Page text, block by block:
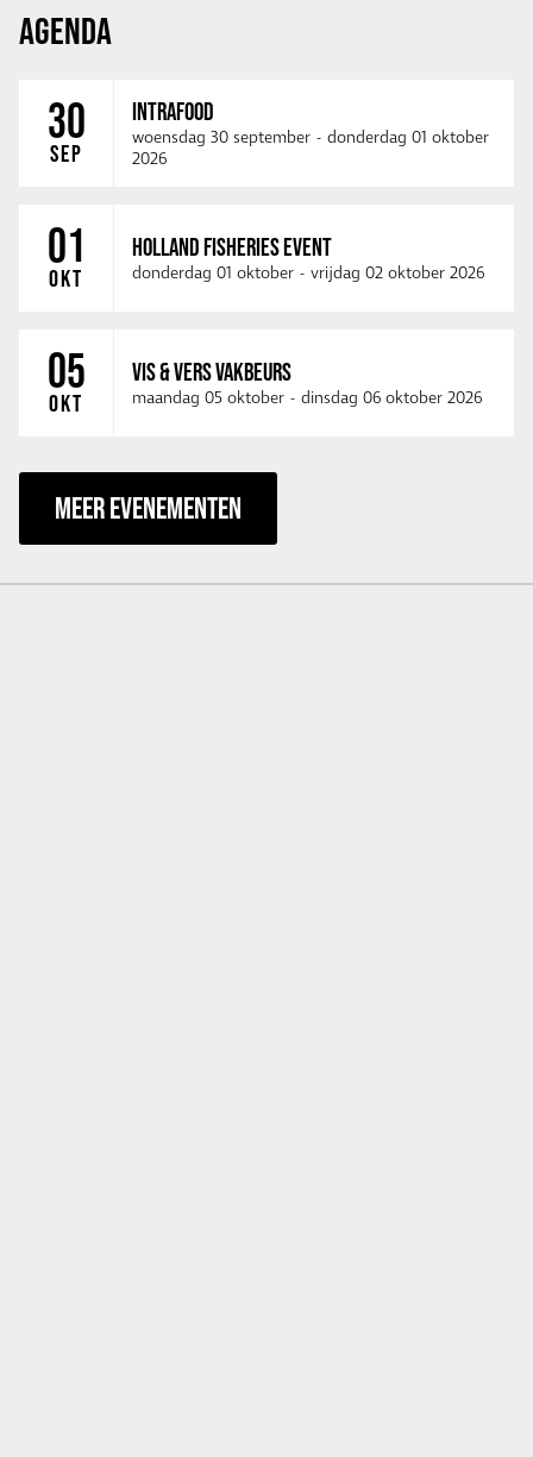
AGENDA
30
SEP
INTRAFOOD
woensdag 30 september - donderdag 01 oktober
2026
01
OKT
HOLLAND FISHERIES EVENT
donderdag 01 oktober - vrijdag 02 oktober 2026
05
OKT
VIS & VERS VAKBEURS
maandag 05 oktober - dinsdag 06 oktober 2026
MEER EVENEMENTEN